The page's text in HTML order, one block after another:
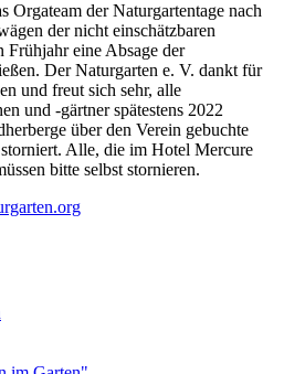
Orgateam der Naturgartentage nach
der nicht einschätzbaren
Frühjahr eine Absage der
Der Naturgarten e. V. dankt für
und freut sich sehr, alle
und -gärtner spätestens 2022
über den Verein gebuchte
Alle, die im Hotel Mercure
bitte selbst stornieren.